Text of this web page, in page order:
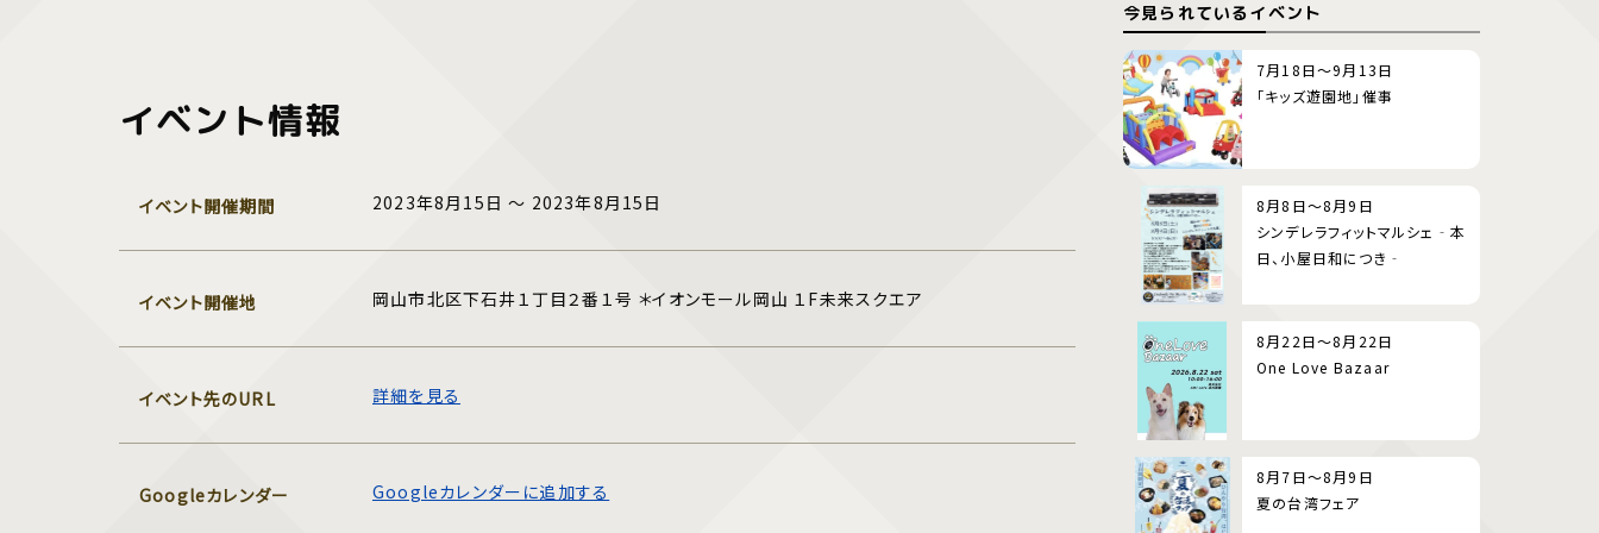
イベント情報
イベント開催期間 2023年8月15日 ～ 2023年8月15日
イベント開催地 岡山市北区下石井１丁目２番１号 ＊イオンモール岡山 １F未来スクエア
イベント先のURL 詳細を見る
Googleカレンダー Googleカレンダーに追加する
今見られているイベント
7月18日～9月13日
「キッズ遊園地」催事
8月8日～8月9日
シンデレラフィットマルシェ‐本
日、小屋日和につき‐
8月22日～8月22日
One Love Bazaar
8月7日～8月9日
夏の台湾フェア